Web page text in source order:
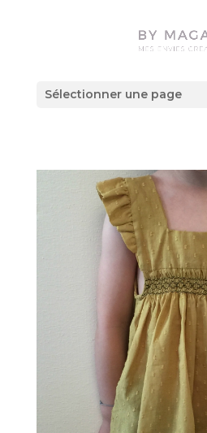
Sélectionner une page